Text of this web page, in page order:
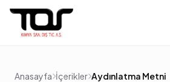
Anasayfa İçerikler Aydınlatma Metni